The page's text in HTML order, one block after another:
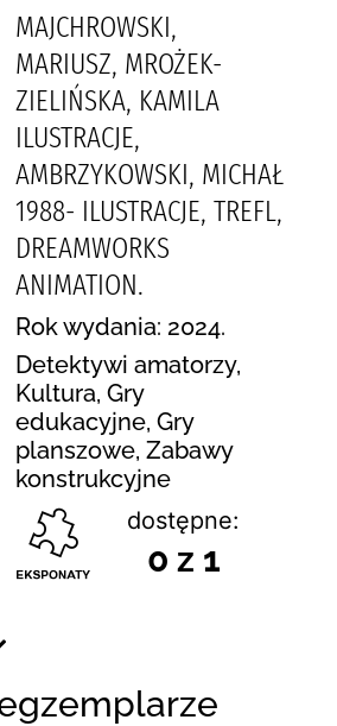
MAJCHROWSKI,
MARIUSZ, MROŻEK-
ZIELIŃSKA, KAMILA
ILUSTRACJE,
AMBRZYKOWSKI, MICHAŁ
1988- ILUSTRACJE, TREFL,
DREAMWORKS
ANIMATION.
Rok wydania: 2024.
Detektywi amatorzy,
Kultura, Gry
edukacyjne, Gry
planszowe, Zabawy
konstrukcyjne
dostępne:
0 z 1